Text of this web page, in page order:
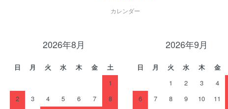
カレンダー
2026年8月
日 月 火 水 木 金
土
1
2
3 4 5 6 7
8
2026年9月
日 月 火 水 木 金
1
2 3 4
6
7 8 9 10 11